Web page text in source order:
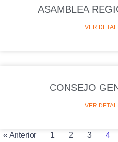
ASAMBLEA
VER
CONSEJO
VER
« Anterior 1 2 3 4